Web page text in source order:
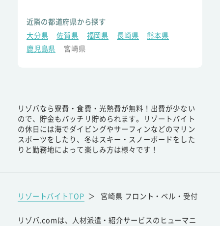
近隣の都道府県から探す
大分県
佐賀県 福岡県 長崎県
熊本県
鹿児島県
宮崎県
リゾバなら寮費・食費・光熱費が無料！出費が少ない
ので、貯金もバッチリ貯められます。リゾートバイト
の休日には海でダイビングやサーフィンなどのマリン
スポーツをしたり、冬はスキー・スノーボードをした
りと勤務地によって楽しみ方は様々です！
リゾートバイトTOP ＞ 宮崎県 フロント・ベル・受付
リゾバ.comは、人材派遣・紹介サービスのヒューマニ